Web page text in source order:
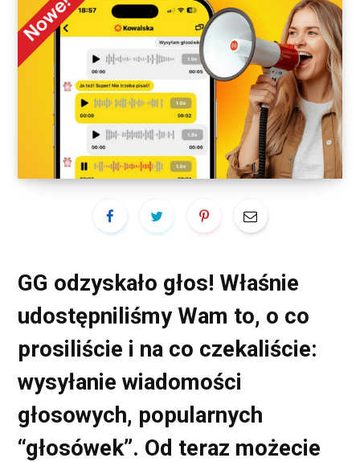
GG odzyskało głos! Właśnie
udostępniliśmy Wam to, o co
prosiliście i na co czekaliście:
wysyłanie wiadomości
głosowych, popularnych
“głosówek”. Od teraz możecie